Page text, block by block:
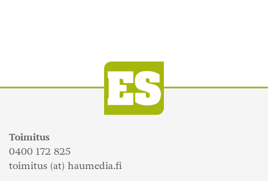
Toimitus
0400 172 825
toimitus (at) haumedia.fi